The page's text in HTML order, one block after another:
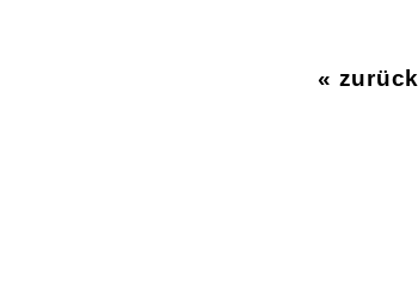
« zurück